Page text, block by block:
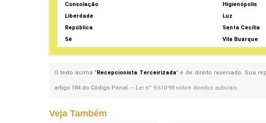
Consolação
Higienópolis
Liberdade
Luz
República
Santa Cecília
Sé
Vila Buarque
O texto acima "Recepcionista Terceirizada" é de direito reservado. Sua
artigo 184 do Código Penal. – Lei n° 9.610-98 sobre direitos autorais.
Veja Também